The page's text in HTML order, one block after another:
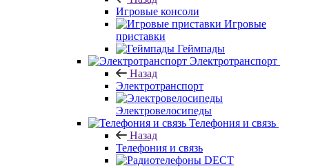
Игровые консоли
Игровые
приставки
Геймпады
Электротранспорт
Назад
Электротранспорт
Электровелосипеды
Телефония и связь
Назад
Телефония и связь